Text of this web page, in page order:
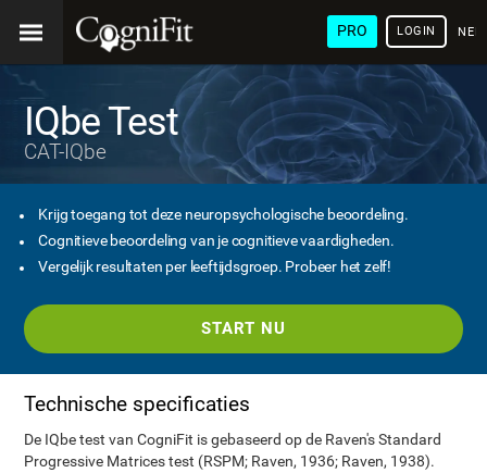
PRO LOGIN
IQbe Test
CAT-IQbe
Krijg toegang tot deze neuropsychologische beoordeling.
Cognitieve beoordeling van je cognitieve vaardigheden.
Vergelijk resultaten per leeftijdsgroep. Probeer het zelf!
START NU
Technische specificaties
De IQbe test van CogniFit is gebaseerd op de Raven's Standard
Progressive Matrices test (RSPM; Raven, 1936; Raven, 1938).